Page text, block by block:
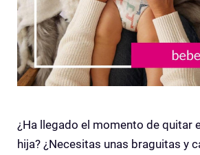
¿Ha llegado el momento de quitar
hija? ¿Necesitas unas braguitas y